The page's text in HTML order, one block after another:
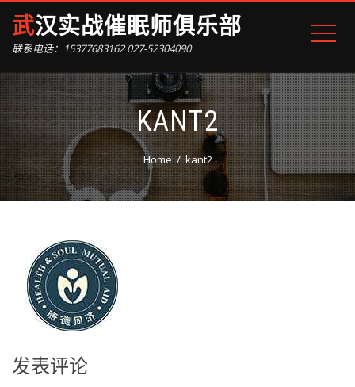
武汉实战催眠师俱乐部
联系电话：15377683162 027-52304090
KANT2
Home kant2
发表评论